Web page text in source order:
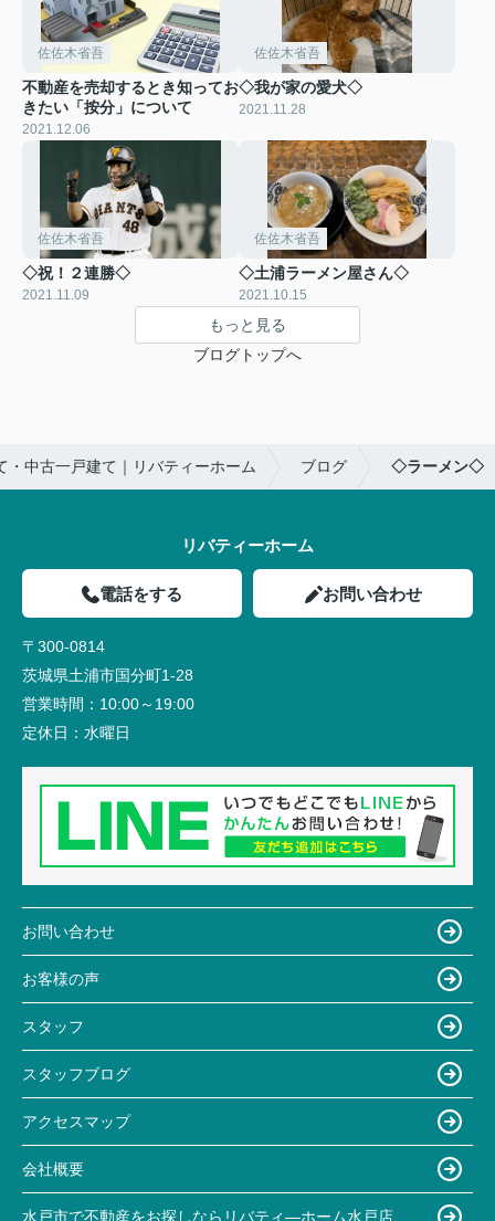
佐佐木省吾
不動産を売却するとき知ってお
きたい「按分」について
2021.12.06
佐佐木省吾
◇我が家の愛犬◇
2021.11.28
佐佐木省吾
◇祝！２連勝◇
2021.11.09
佐佐木省吾
◇土浦ラーメン屋さん◇
2021.10.15
もっと見る
ブログトップへ
・中古一戸建て｜リバティーホーム ブログ ◇ラーメン◇
リバティーホーム
電話をする お問い合わせ
〒300-0814
茨城県土浦市国分町1-28
営業時間： 10:00～19:00
定休日： 水曜日
お問い合わせ
お客様の声
スタッフ
スタッフブログ
アクセスマップ
会社概要
水戸市で不動産をお探しならリバティ―ホーム水戸店